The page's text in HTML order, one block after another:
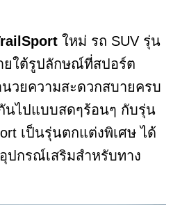
ใหม่ รถ SUV รุ่น
ยใต้รูปลักษณ์ที่สปอร์ต
วยความสะดวกสบายครบ
นไปแบบสดๆร้อนๆ กับรุ่น
เป็นรุ่นตกแต่งพิเศษ ได้
ปกรณ์เสริมสำหรับทาง